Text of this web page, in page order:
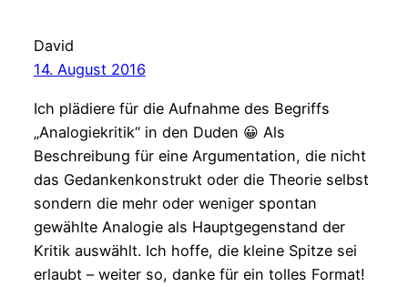
David
14. August 2016
Ich plädiere für die Aufnahme des Begriffs
„Analogiekritik“ in den Duden 😀 Als
Beschreibung für eine Argumentation, die nicht
das Gedankenkonstrukt oder die Theorie selbst
sondern die mehr oder weniger spontan
gewählte Analogie als Hauptgegenstand der
Kritik auswählt. Ich hoffe, die kleine Spitze sei
erlaubt – weiter so, danke für ein tolles Format!